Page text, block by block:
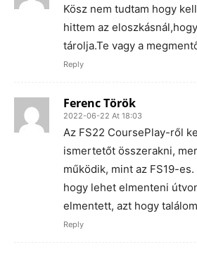
Kösz nem tudtam hogy
hittem az
tárolja.Te vagy a
Reply
Ferenc Török
2022-06-22 At 18:03
Az FS22 CoursePlay-ről
ismertetőt összerakni,
működik, mint az FS19-
hogy lehet elmenteni
elmentett, azt hogy
Reply